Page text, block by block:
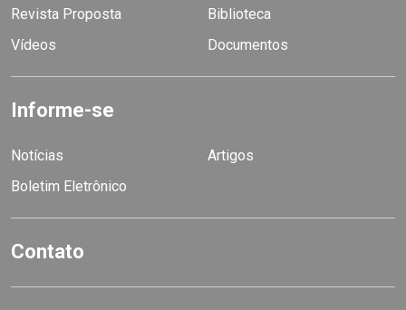
Revista Proposta
Biblioteca
Vídeos
Documentos
Informe-se
Notícias
Artigos
Boletim Eletrônico
Contato